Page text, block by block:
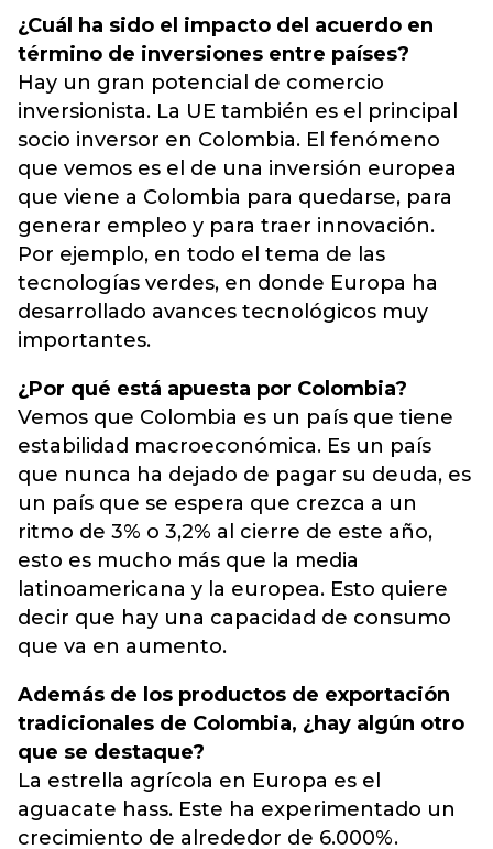
¿Cuál ha sido el impacto del acuerdo en
término de inversiones entre países?
Hay un gran potencial de comercio
inversionista. La UE también es el principal
socio inversor en Colombia. El fenómeno
que vemos es el de una inversión europea
que viene a Colombia para quedarse, para
generar empleo y para traer innovación.
Por ejemplo, en todo el tema de las
tecnologías verdes, en donde Europa ha
desarrollado avances tecnológicos muy
importantes.
¿Por qué está apuesta por Colombia?
Vemos que Colombia es un país que tiene
estabilidad macroeconómica. Es un país
que nunca ha dejado de pagar su deuda, es
un país que se espera que crezca a un
ritmo de 3% o 3,2% al cierre de este año,
esto es mucho más que la media
latinoamericana y la europea. Esto quiere
decir que hay una capacidad de consumo
que va en aumento.
Además de los productos de exportación
tradicionales de Colombia, ¿hay algún otro
que se destaque?
La estrella agrícola en Europa es el
aguacate hass. Este ha experimentado un
crecimiento de alrededor de 6.000%.